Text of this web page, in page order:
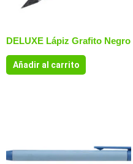
DELUXE Lápiz Grafito Negro
Añadir al carrito